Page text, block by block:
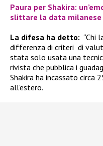
Paura per Shakira:
slittare la data milanese
La difesa ha detto: “Chi
differenza di criteri di
stata solo usata una
rivista che pubblica i
Shakira ha incassato circa
all’estero.